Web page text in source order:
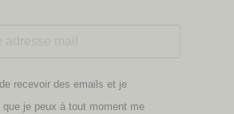
recevoir des emails et je
que je peux à tout moment me